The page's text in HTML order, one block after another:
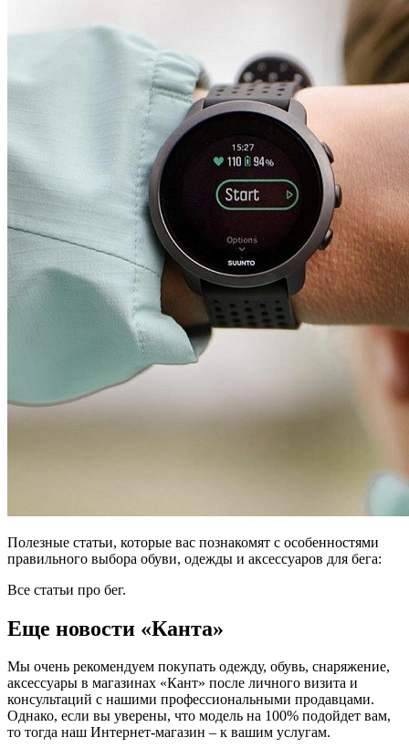
Полезные статьи, которые вас познакомят с особенностями
правильного выбора обуви, одежды и аксессуаров для бега:
Все статьи про бег.
Еще новости «Канта»
Мы очень рекомендуем покупать одежду, обувь, снаряжение,
аксессуары в магазинах «Кант» после личного визита и
консультаций с нашими профессиональными продавцами.
Однако, если вы уверены, что модель на 100% подойдет вам,
то тогда наш Интернет-магазин – к вашим услугам.